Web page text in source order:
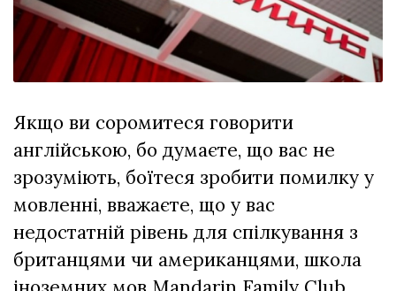
Спартакіада
VolWe...
29 Липня 2026
570 переглядів
Всі розділи
Персона
Лайф
Афіша
ZONE 18+
Контакти
Політика конфіденційності
Якщо ви соромитеся говорити
англійською, бо думаєте, що вас не
зрозуміють, боїтеся зробити помилку у
мовленні, вважаєте, що у вас
недостатній рівень для спілкування з
британцями чи американцями, школа